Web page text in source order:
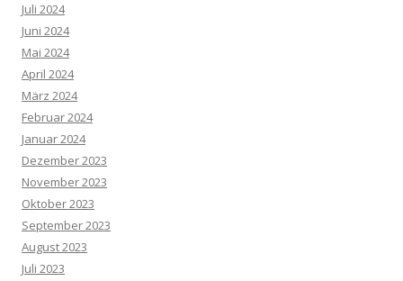
Juli 2024
Juni 2024
Mai 2024
April 2024
März 2024
Februar 2024
Januar 2024
Dezember 2023
November 2023
Oktober 2023
September 2023
August 2023
Juli 2023